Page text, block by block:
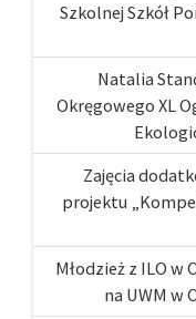
Szkolnej Szkół
Natalia
Okręgowego XL
Zajęcia
projektu
Młodzież z ILO
na UWM w